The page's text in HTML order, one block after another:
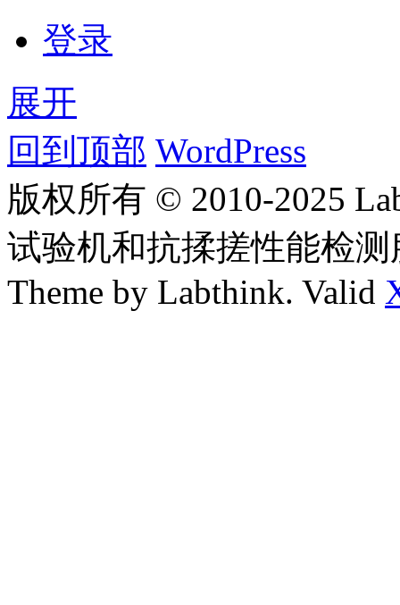
登录
展开
回到顶部 WordPress
版权所有 © 2010-2025
试验机和抗揉搓性能检
Theme by Labthink. Valid